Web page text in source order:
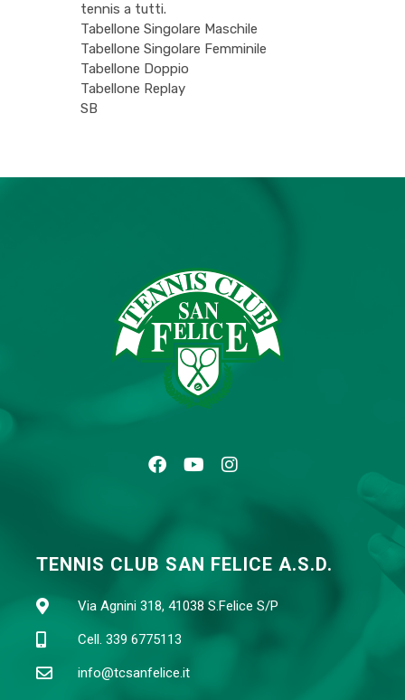
tennis a tutti.
Tabellone Singolare Maschile
Tabellone Singolare Femminile
Tabellone Doppio
Tabellone Replay
SB
TENNIS CLUB SAN FELICE A.S.D.
Via Agnini 318, 41038 S.Felice S/P
Cell. 339 6775113
info@tcsanfelice.it